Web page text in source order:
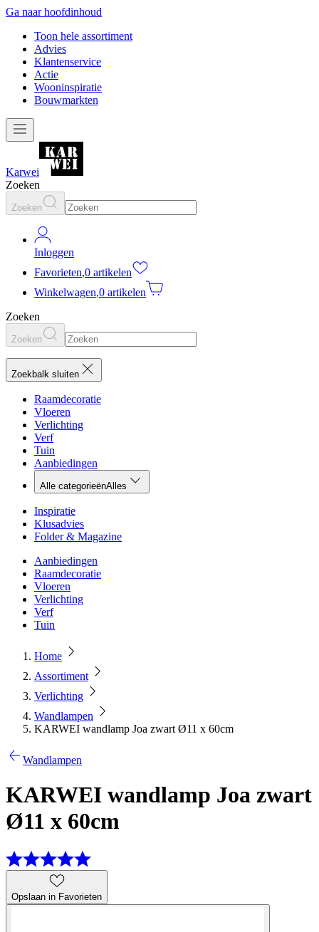
Ga naar hoofdinhoud
Toon hele assortiment
Advies
Klantenservice
Actie
Wooninspiratie
Bouwmarkten
Karwei
Zoeken
Zoeken
Inloggen
Favorieten,0 artikelen
Winkelwagen,0 artikelen
Zoeken
Zoeken
Zoekbalk sluiten
Raamdecoratie
Vloeren
Verlichting
Verf
Tuin
Aanbiedingen
Alle categorieënAlles
Inspiratie
Klusadvies
Folder & Magazine
Aanbiedingen
Raamdecoratie
Vloeren
Verlichting
Verf
Tuin
Home
Assortiment
Verlichting
Wandlampen
KARWEI wandlamp Joa zwart Ø11 x 60cm
Wandlampen
KARWEI wandlamp Joa zwart
Ø11 x 60cm
Opslaan in Favorieten